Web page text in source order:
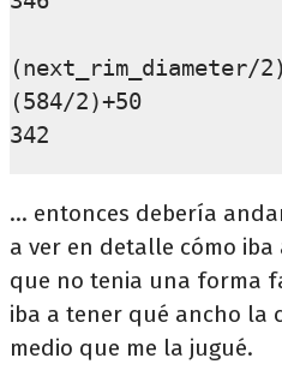
(next_rim_diameter/
(584/2)+50
... entonces debería
a ver en detalle cómo
que no tenia una forma
iba a tener qué ancho la
medio que me la jugué.